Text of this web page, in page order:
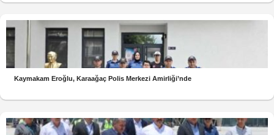
Kaymakam Eroğlu, Karaağaç Polis Merkezi Amirliği’nde